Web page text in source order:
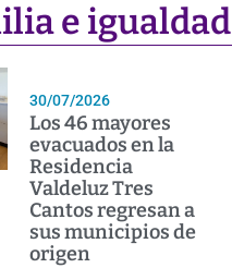
e igualdad
30/07/2026
Los 46 mayores
evacuados en la
Residencia
Valdeluz Tres
Cantos regresan a
sus municipios de
origen